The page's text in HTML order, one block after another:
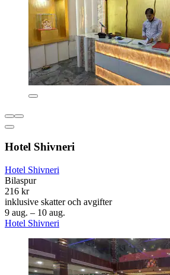
Hotel Shivneri
Hotel Shivneri
Bilaspur
216 kr
inklusive skatter och avgifter
9 aug. – 10 aug.
Hotel Shivneri